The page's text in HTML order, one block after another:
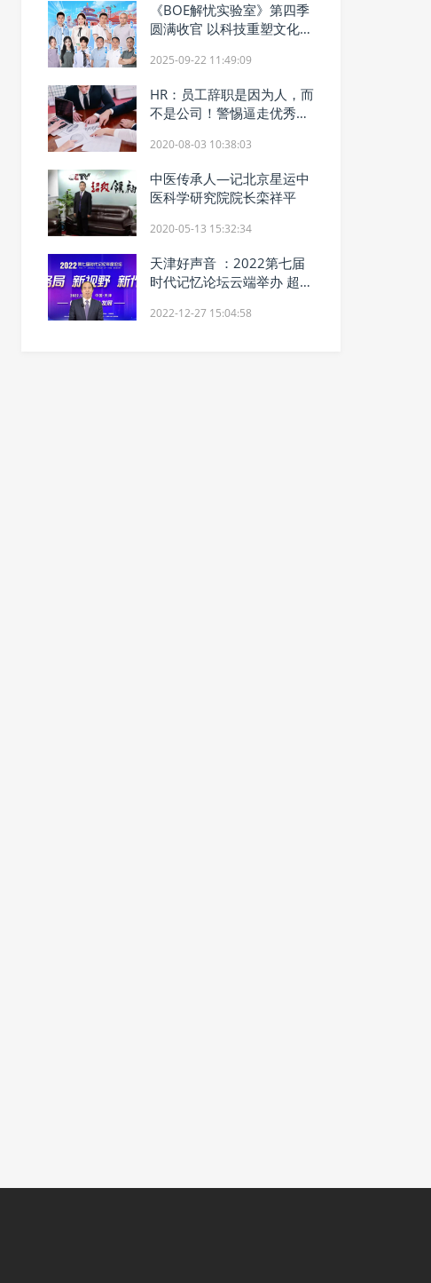
《BOE解忧实验室》第四季
圆满收官 以科技重塑文化生
2025-09-22 11:49:09
HR：员工辞职是因为人，而
不是公司！警惕逼走优秀员
2020-08-03 10:38:03
中医传承人—记北京星运中
医科学研究院院长栾祥平
2020-05-13 15:32:34
天津好声音 ：2022第七届
时代记忆论坛云端举办 超百
2022-12-27 15:04:58